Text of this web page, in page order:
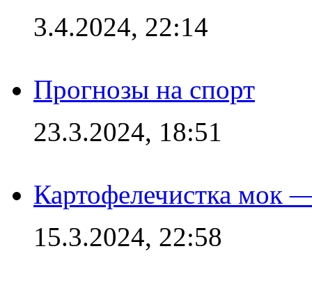
3.4.2024, 22:14
Прогнозы на спорт
23.3.2024, 18:51
Картофелечистка мок
15.3.2024, 22:58